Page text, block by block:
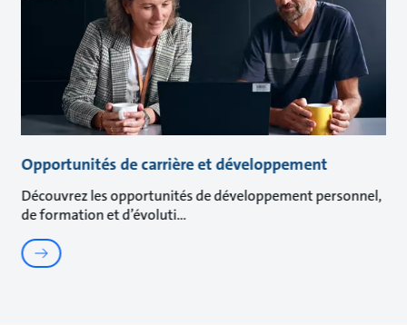
Opportunités de carrière et développement
Découvrez les opportunités de développement personnel,
de formation et d’évoluti